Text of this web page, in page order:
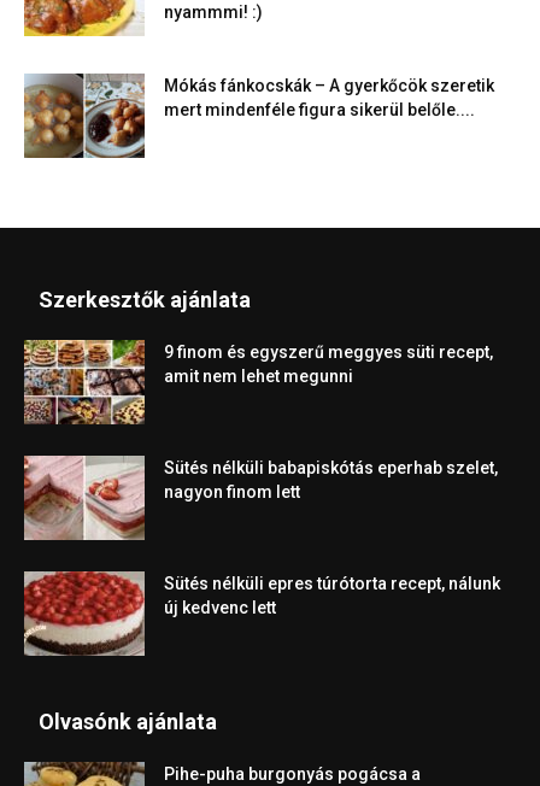
nyammmi! :)
Mókás fánkocskák – A gyerkőcök szeretik
mert mindenféle figura sikerül belőle....
Szerkesztők ajánlata
9 finom és egyszerű meggyes süti recept,
amit nem lehet megunni
Sütés nélküli babapiskótás eperhab szelet,
nagyon finom lett
Sütés nélküli epres túrótorta recept, nálunk
új kedvenc lett
Olvasónk ajánlata
Pihe-puha burgonyás pogácsa a